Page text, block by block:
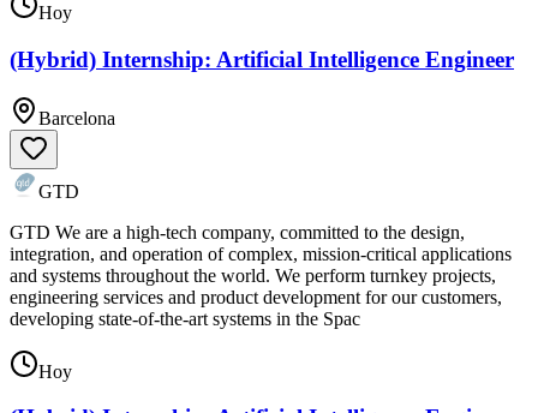
Hoy
(Hybrid) Internship: Artificial Intelligence Engineer
Barcelona
GTD
GTD We are a high-tech company, committed to the design,
integration, and operation of complex, mission-critical applications
and systems throughout the world. We perform turnkey projects,
engineering services and product development for our customers,
developing state-of-the-art systems in the Spac
Hoy